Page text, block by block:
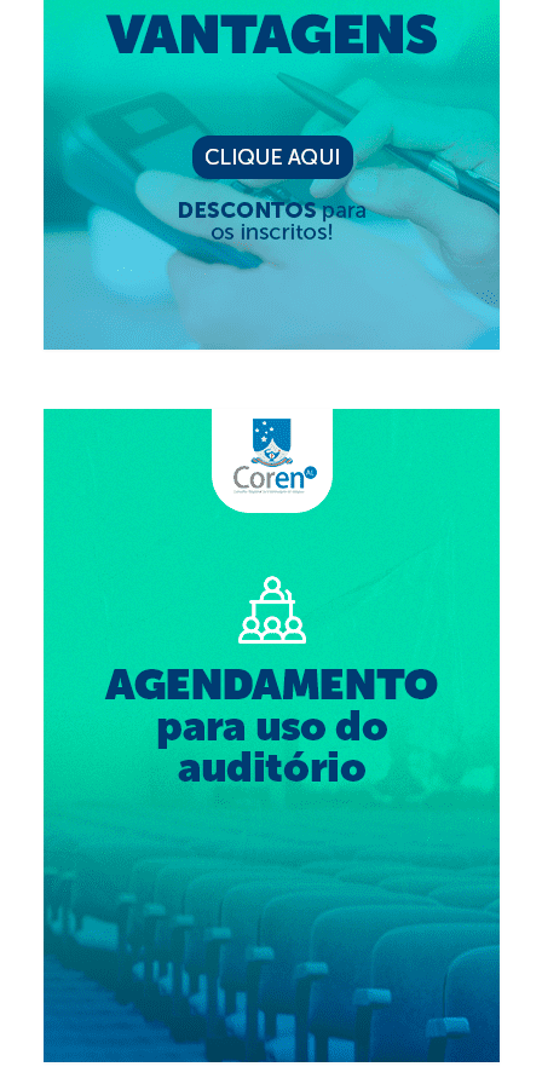
Eleições
Fiscalização
Responsabilidade Técnica
Legislações
Decisões
Portarias
Resoluções
Censura Pública
Procedimento para registro
Clube de Vantagens
Valores dos serviços
Reserva de auditório
Notícias
Ouvidoria
Contatos
Fale Conosco
NEP